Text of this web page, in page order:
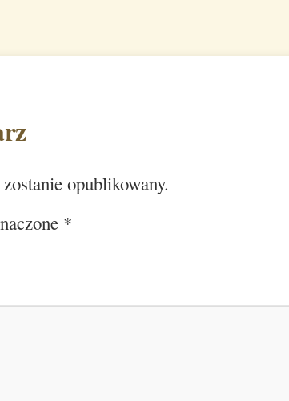
opublikowany.
*